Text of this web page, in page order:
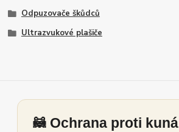
Odpuzovače škůdců
Ultrazvukové plašiče
🦝 Ochrana proti